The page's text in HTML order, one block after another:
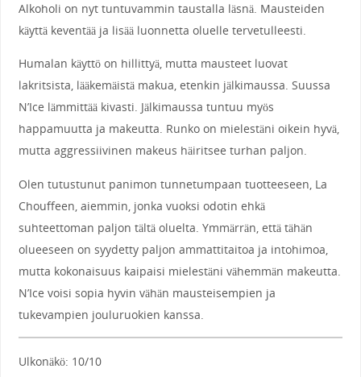
Alkoholi on nyt tuntuvammin taustalla läsnä. Mausteiden
käyttä keventää ja lisää luonnetta oluelle tervetulleesti.
Humalan käyttö on hillittyä, mutta mausteet luovat
lakritsista, lääkemäistä makua, etenkin jälkimaussa. Suussa
N’Ice lämmittää kivasti. Jälkimaussa tuntuu myös
happamuutta ja makeutta. Runko on mielestäni oikein hyvä,
mutta aggressiivinen makeus häiritsee turhan paljon.
Olen tutustunut panimon tunnetumpaan tuotteeseen, La
Chouffeen, aiemmin, jonka vuoksi odotin ehkä
suhteettoman paljon tältä oluelta. Ymmärrän, että tähän
olueeseen on syydetty paljon ammattitaitoa ja intohimoa,
mutta kokonaisuus kaipaisi mielestäni vähemmän makeutta.
N’Ice voisi sopia hyvin vähän mausteisempien ja
tukevampien jouluruokien kanssa.
Ulkonäkö: 10/10